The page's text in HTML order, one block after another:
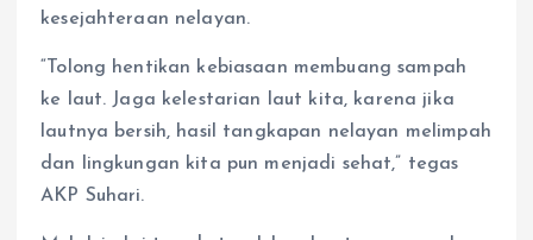
kesejahteraan nelayan.
“Tolong hentikan kebiasaan membuang sampah
ke laut. Jaga kelestarian laut kita, karena jika
lautnya bersih, hasil tangkapan nelayan melimpah
dan lingkungan kita pun menjadi sehat,” tegas
AKP Suhari.